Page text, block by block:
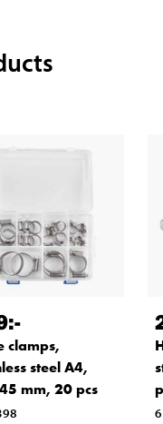
:-
clamps,
steel A4,
mm, 20 pcs